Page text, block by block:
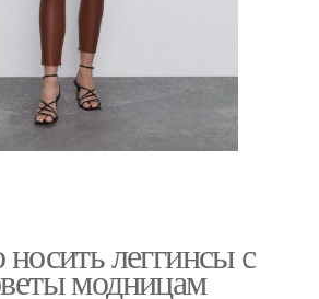
леггинсы с
модницам